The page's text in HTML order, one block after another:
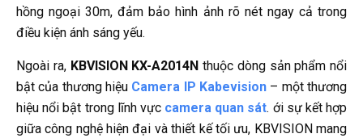
hồng ngoại 30m, đảm bảo hình ảnh rõ nét ngay cả trong
điều kiện ánh sáng yếu.
Ngoài ra, KBVISION KX-A2014N thuộc dòng sản phẩm nổi
bật của thương hiệu Camera IP Kabevision – một thương
hiệu nổi bật trong lĩnh vực camera quan sát. ới sự kết hợp
giữa công nghệ hiện đại và thiết kế tối ưu, KBVISION mang